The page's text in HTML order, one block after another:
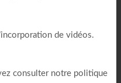
de vidéos.
consulter notre politique